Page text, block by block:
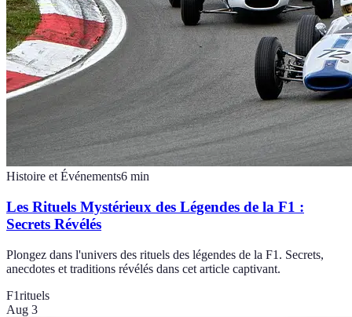
Histoire et Événements6 min
Les Rituels Mystérieux des Légendes de la F1 :
Secrets Révélés
Plongez dans l'univers des rituels des légendes de la F1. Secrets,
anecdotes et traditions révélés dans cet article captivant.
F1rituels
Aug 3